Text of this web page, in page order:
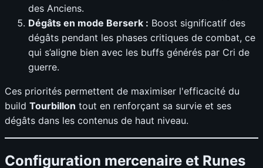
des Anciens.
Dégâts en mode Berserk : Boost significatif des
dégâts pendant les phases critiques de combat, ce
qui s’aligne bien avec les buffs générés par Cri de
guerre.
Ces priorités permettent de maximiser l'efficacité du
build Tourbillon tout en renforçant sa survie et ses
dégâts dans les contenus de haut niveau.
Configuration mercenaire et Runes